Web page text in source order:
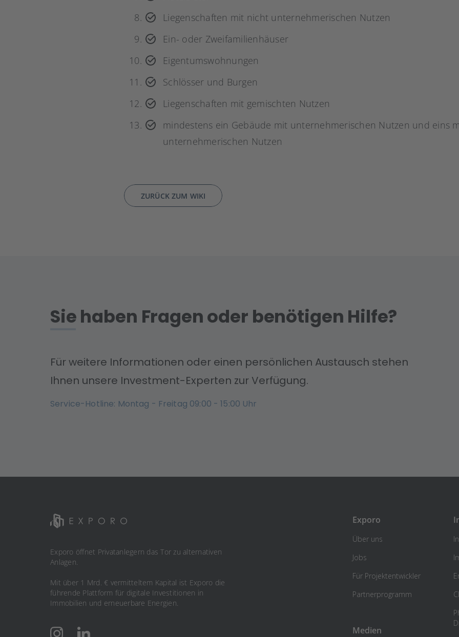
Liegenschaften mit nicht unternehmerischen Nutzen
Ein- oder Zweifamilienhäuser
Eigentumswohnungen
Schlösser und Burgen
Liegenschaften mit gemischten Nutzen
mindestens ein Gebäude mit unternehmerischen Nutzen und eins
unternehmerischen Nutzen
ZURÜCK ZUM WIKI
Sie haben Fragen oder benötigen Hilfe?
Für weitere Informationen oder einen persönlichen Austausch stehen
Ihnen unsere Investment-Experten zur Verfügung.
Service-Hotline: Montag - Freitag 09:00 - 15:00 Uhr
Exporo öffnet Privatanlegern das Tor zu alternativen
Anlagen.
Mit über 1 Mrd. € vermitteltem Kapital ist Exporo die
führende Plattform für digitale Investitionen in
Immobilien und erneuerbare Energien.
Exporo
Über uns
Jobs
Für Projektentwickler
Partnerprogramm
Medien